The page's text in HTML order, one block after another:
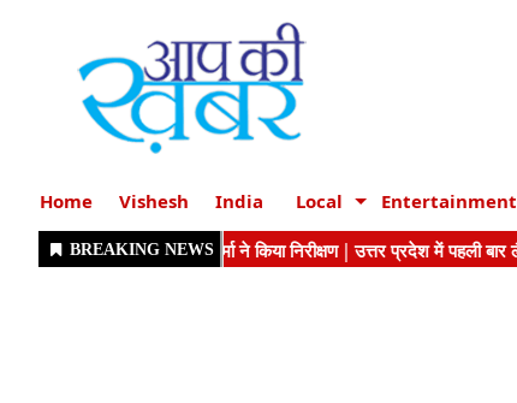
Home Vishesh India Local Entertainment